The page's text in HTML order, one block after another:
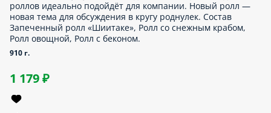
О нет, нападение Голодозиллы! Над человеком нависла
невероятная угроза! Маленькие, но очень отважные роллики
объединяются в один большой и мощный Мега-сет.
Голодозилла побеждена силами пяти любимых героев. Состав
Ролл с креветкой-темпура и сладким чили, Маки с огурцом,
1 459 ₽